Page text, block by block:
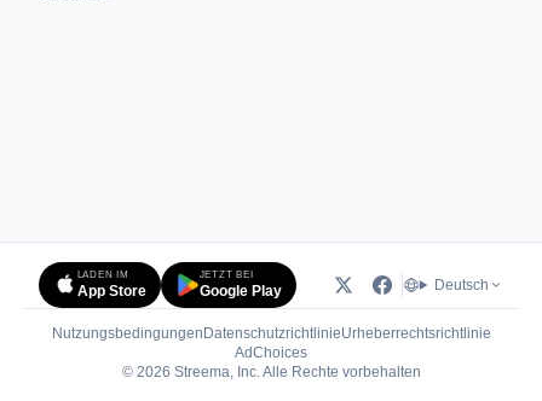
LADEN IM
App Store
JETZT BEI
Google Play Deutsch
Nutzungsbedingungen DatenschutzrichtlinieUrheberrechtsrichtlinie
AdChoices(öffnet in neuem Tab)
© 2026 Streema, Inc. Alle Rechte vorbehalten